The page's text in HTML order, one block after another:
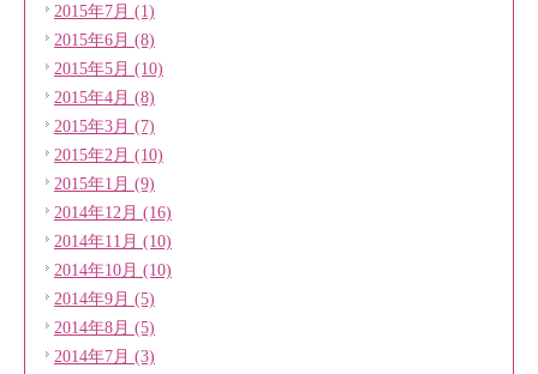
2015年7月 (1)
2015年6月 (8)
2015年5月 (10)
2015年4月 (8)
2015年3月 (7)
2015年2月 (10)
2015年1月 (9)
2014年12月 (16)
2014年11月 (10)
2014年10月 (10)
2014年9月 (5)
2014年8月 (5)
2014年7月 (3)